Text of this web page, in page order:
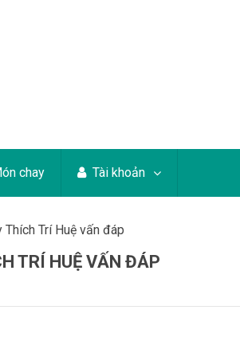
chay Tài khoản
Trí Huệ vấn đáp
TRÍ HUỆ VẤN ĐÁP